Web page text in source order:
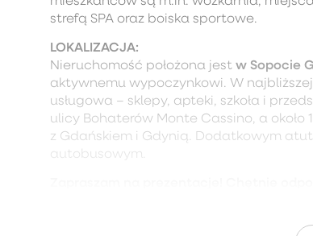
strefą SPA oraz boiska sportowe.
LOKALIZACJA:
Nieruchomość położona jest w Sopocie
aktywnemu wypoczynkowi. W
usługowa – sklepy, apteki, szkoła i
ulicy Bohaterów Monte Cassino, a
z Gdańskiem i Gdynią. Dodatkowym
autobusowym.